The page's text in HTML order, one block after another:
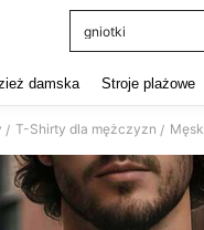
gniotki
damska Stroje plażowe
/ T-Shirty dla mężczyzn /